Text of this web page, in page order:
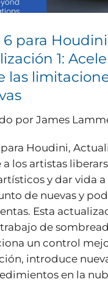
6 para
1:
las
por James
para Houdini,
los artistas
y dar vida a
de nuevas y
Esta
de
un control
introduce
en la